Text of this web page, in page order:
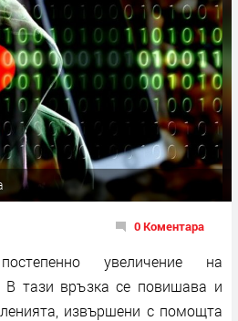
0 Коментара
увеличение на
В тази връзка се повишава и
извършени с помощта